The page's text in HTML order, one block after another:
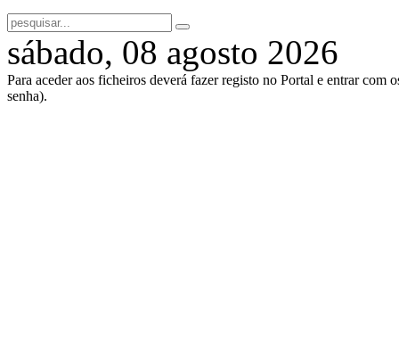
sábado, 08 agosto 2026
Para aceder aos ficheiros deverá fazer registo no Portal e entrar com
senha).